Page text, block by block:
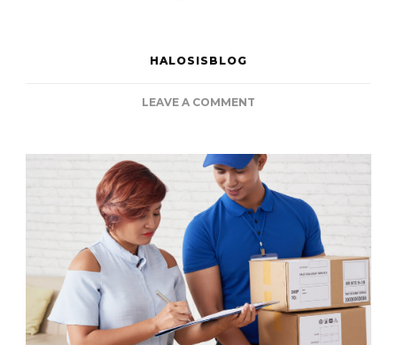
HALOSISBLOG
LEAVE A COMMENT
LEBIH
EFEKTIF
BUAT
LABEL
PENGIRIMAN